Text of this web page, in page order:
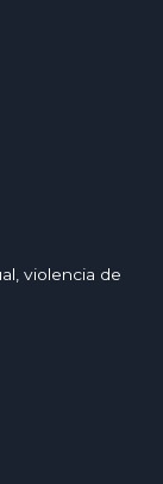
violencia de